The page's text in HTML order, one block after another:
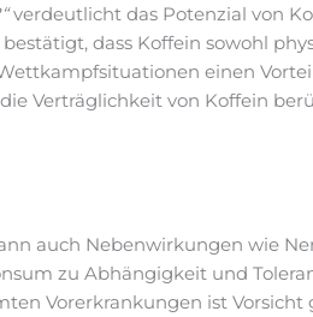
verdeutlicht das Potenzial von
dass Koffein sowohl
einen
Verträglichkeit von Koffein
auch Nebenwirkungen wie
zu Abhängigkeit und
Vorerkrankungen ist